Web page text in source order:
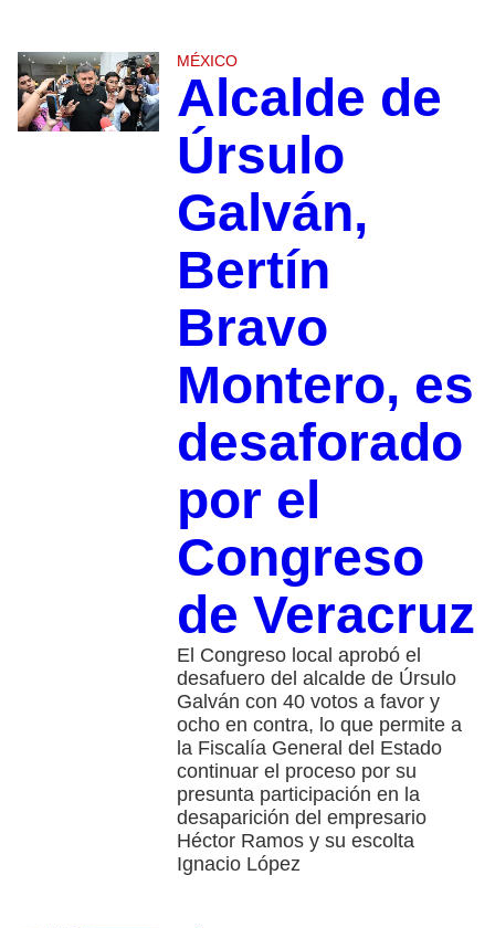
MÉXICO
Alcalde de
Úrsulo
Galván,
Bertín
Bravo
Montero, es
desaforado
por el
Congreso
de Veracruz
El Congreso local aprobó el
desafuero del alcalde de Úrsulo
Galván con 40 votos a favor y
ocho en contra, lo que permite a
la Fiscalía General del Estado
continuar el proceso por su
presunta participación en la
desaparición del empresario
Héctor Ramos y su escolta
Ignacio López